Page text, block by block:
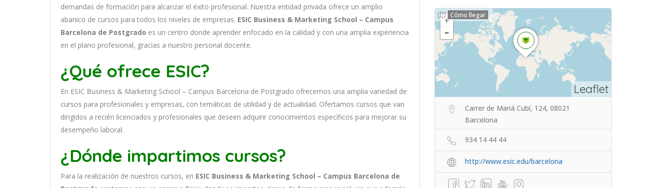
demandas de formación para alcanzar el éxito profesional. Nuestra entidad privada ofrece un amplio
abanico de cursos para todos los niveles de empresas. ESIC Business & Marketing School – Campus
Barcelona de Postgrado es un centro donde aprender enfocado en la calidad y con una amplia experiencia
en el plano profesional, gracias a nuestro personal docente.
¿Qué ofrece ESIC?
En ESIC Business & Marketing School – Campus Barcelona de Postgrado ofrecemos una amplia variedad de
cursos para profesionales y empresas, con temáticas de utilidad y de actualidad. Ofertamos cursos que van
dirigidos a recién licenciados y profesionales que deseen adquirir conocimientos específicos para mejorar su
desempeño laboral.
¿Dónde impartimos cursos?
Para la realización de nuestros cursos, en ESIC Business & Marketing School – Campus Barcelona de
Leaflet
Cómo llegar
Carrer de Mariá Cubí, 124, 08021
Barcelona
934 14 44 44
http://www.esic.edu/barcelona